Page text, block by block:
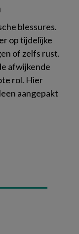
blessures.
op tijdelijke
of zelfs rust.
afwijkende
rol. Hier
aangepakt